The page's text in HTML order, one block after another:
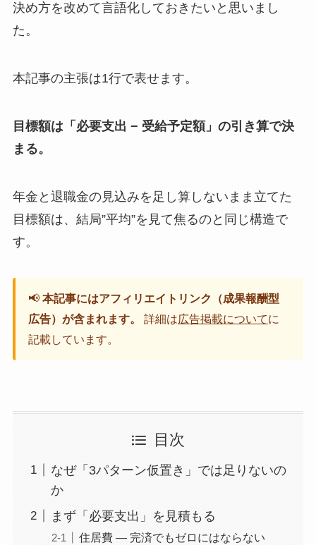
決め方を改めて言語化しておきたいと思いまし
た。
本記事の主張は1行で表せます。
目標額は「必要支出 − 受給予定額」の引き算で決
まる。
年金と退職金の見込みを足し算しないまま立てた
目標額は、結局”平均”を見て焦るのと同じ構造で
す。
📢本記事にはアフィリエイトリンク（成果報酬型
広告）が含まれます。
詳細は広告掲載についてに
記載しています。
目次
なぜ「3パターン仮置き」では足りないの
か
まず「必要支出」を見積もる
住居費 — 完済でもゼロにはならない